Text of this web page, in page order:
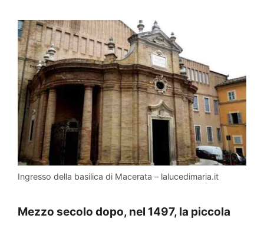
Ingresso della basilica di Macerata – lalucedimaria.it
Mezzo secolo dopo, nel 1497, la piccola